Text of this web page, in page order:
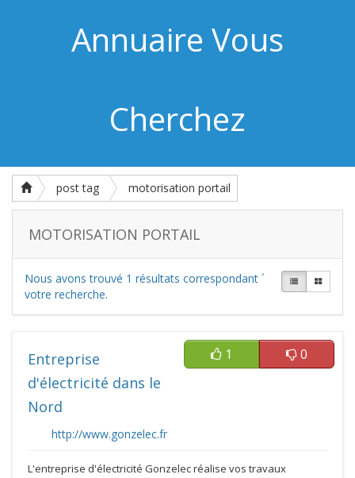
Annuaire Vous
Cherchez
post tag motorisation portail
MOTORISATION PORTAIL
Nous avons trouvé 1 résultats correspondant ´
votre recherche.
1 0
Entreprise
d'électricité dans le
Nord
http://www.gonzelec.fr
L'entreprise d'électricité Gonzelec réalise vos travaux